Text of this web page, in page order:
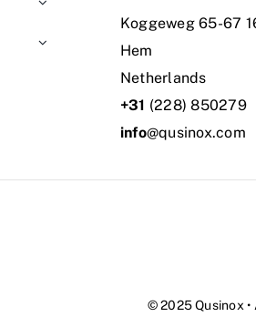
Koggeweg 65-67
Hem
Netherlands
+31 (228) 850279
info@qusinox.com
© 2025 Qusinox